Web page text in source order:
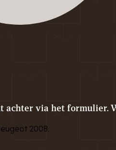
achter via het formulier.
2008.